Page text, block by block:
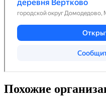
Похожие